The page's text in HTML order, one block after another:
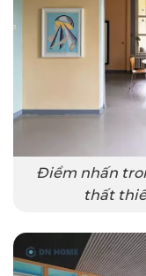
Điểm nhấn
thất